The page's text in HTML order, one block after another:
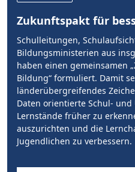
Zukunftspakt für
Schulleitungen,
Bildungsministerien aus
haben einen gemeinsamen
Bildung“ formuliert. Damit
länderübergreifendes
Daten orientierte Schul-
Lernstände früher zu
auszurichten und die
Jugendlichen zu verbessern.